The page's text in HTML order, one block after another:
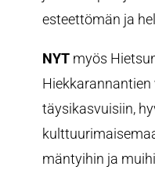
esteettömän ja
NYTmyös
täysikasvuisiin,
mäntyihin ja